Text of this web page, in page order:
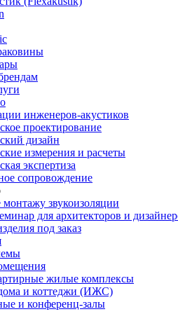
инженеров-акустиков
проектирование
дизайн
измерения и расчеты
экспертиза
сопровождение
звукоизоляции
для архитекторов и
под заказ
жилые комплексы
и коттеджи (ИЖС)
и конференц-залы